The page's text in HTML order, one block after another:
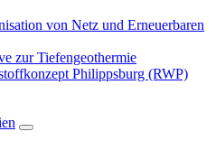
von Netz und Erneuerbaren
zur Tiefengeothermie
Philippsburg (RWP)